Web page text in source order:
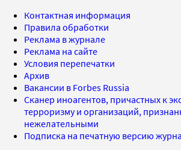
Контактная информация
Правила обработки
Реклама в журнале
Реклама на сайте
Условия перепечатки
Архив
Вакансии в Forbes Russia
Сканер иноагентов, причастных к
терроризму и организаций,
нежелательными
Подписка на печатную версию